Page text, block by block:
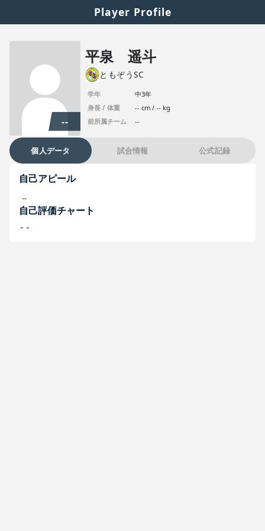
Player Profile
--
平泉 遥斗
ともぞうSC
学年
中3年
身長 / 体重
-- cm / -- kg
前所属チーム
--
個人データ 試合情報 公式記録
自己アピール
--
自己評価チャート
--